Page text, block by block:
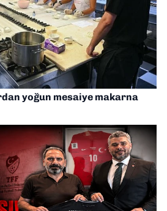
yoğun mesaiye makarna